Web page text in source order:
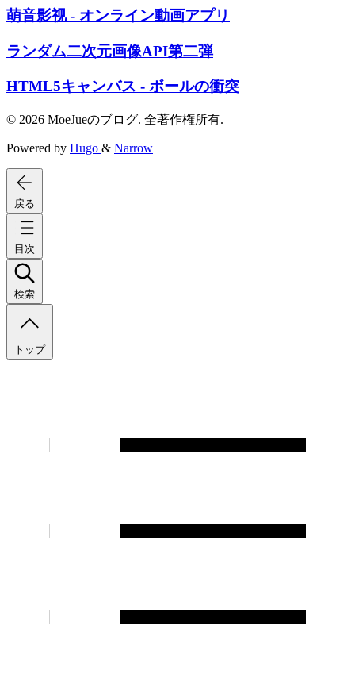
萌音影视 - オンライン動画アプリ
ランダム二次元画像API第二弾
HTML5キャンバス - ボールの衝突
© 2026 MoeJueのブログ. 全著作権所有.
Powered by Hugo & Narrow
戻る
目次
検索
トップ